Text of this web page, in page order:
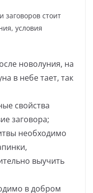
заговоров стоит
условия
новолуния, на
в небе тает, так
свойства
заговора;
необходимо
выучить
в добром